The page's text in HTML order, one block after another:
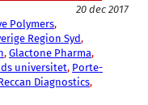
20 dec 2017
Polymers
Region Syd
, Glactone Pharma
universitet, Porte-
Diagnostics